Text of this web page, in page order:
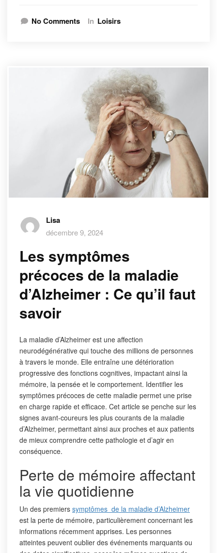
No Comments In Loisirs
Lisa
décembre 9, 2024
Les symptômes
précoces de la maladie
d’Alzheimer : Ce qu’il faut
savoir
La maladie d’Alzheimer est une affection
neurodégénérative qui touche des millions de personnes
à travers le monde. Elle entraîne une détérioration
progressive des fonctions cognitives, impactant ainsi la
mémoire, la pensée et le comportement. Identifier les
symptômes précoces de cette maladie permet une prise
en charge rapide et efficace. Cet article se penche sur les
signes avant-coureurs les plus courants de la maladie
d’Alzheimer, permettant ainsi aux proches et aux patients
de mieux comprendre cette pathologie et d’agir en
conséquence.
Perte de mémoire affectant
la vie quotidienne
Un des premiers symptômes de la maladie d’Alzheimer
est la perte de mémoire, particulièrement concernant les
informations récemment apprises. Les personnes
atteintes peuvent oublier des événements marquants ou